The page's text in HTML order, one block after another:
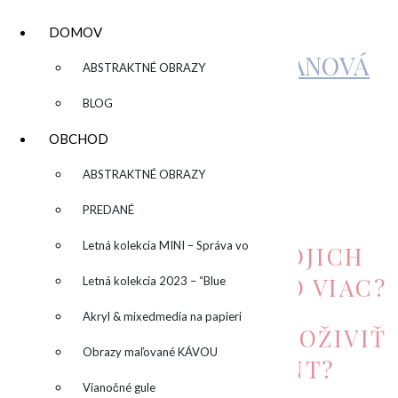
DOMOV
▼ ABSTRAKTNÉ OBRAZY
BLOG
OBCHOD
▼ ABSTRAKTNÉ OBRAZY
PREDANÉ
Letná kolekcia MINI – Správa vo
fľaši
Letná kolekcia 2023 – “Blue
SUN” – “Modré slnko”
Akryl & mixedmedia na papieri
Obrazy maľované KÁVOU
Vianočné gule
KATARÍNA SUJOVÁ KALMANOVÁ
KREATÍVNY
TEAMBUILDING
byadmin Leave a Comment
CHCETE PRE TÍM SVOJICH
ZAMESTNANCOV NIEČO VIAC?
HĽADÁTE SPÔSOB AKO OŽIVIŤ
KORPORÁTNY EVENT?